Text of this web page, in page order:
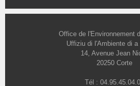
Office de l'Environnement
Uffiziu di l'Ambiente di a
14, Avenue Jean
20250 Corte
Tél :